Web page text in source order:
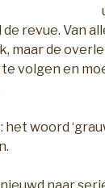
de revue. Van
maar de
volgen en
het woord